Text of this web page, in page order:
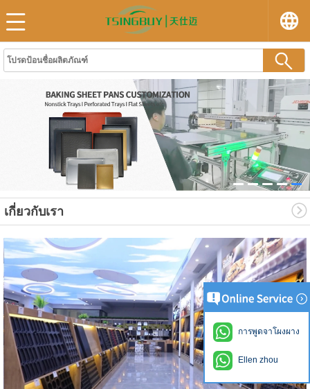
เกี่ยวกับเรา
การพูดจาโผงผาง
Ellen zhou